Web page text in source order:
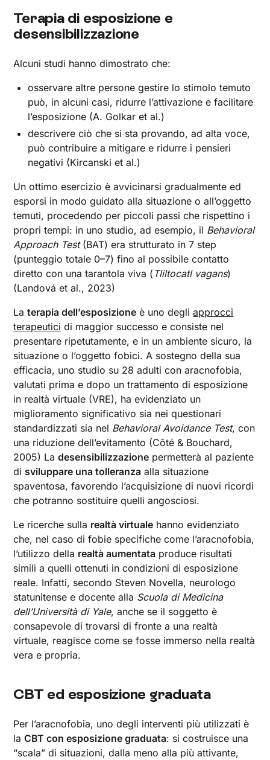
Terapia di esposizione e
desensibilizzazione
Alcuni studi hanno dimostrato che:
osservare altre persone gestire lo stimolo temuto
può, in alcuni casi, ridurre l’attivazione e facilitare
l’esposizione (A. Golkar et al.)
descrivere ciò che si sta provando, ad alta voce,
può contribuire a mitigare e ridurre i pensieri
negativi (Kircanski et al.)
Un ottimo esercizio è avvicinarsi gradualmente ed
esporsi in modo guidato alla situazione o all’oggetto
temuti, procedendo per piccoli passi che rispettino i
propri tempi: in uno studio, ad esempio, il Behavioral
Approach Test(BAT) era strutturato in 7 step
(punteggio totale 0–7) fino al possibile contatto
diretto con una tarantola viva ( Tliltocatl vagans)
(Landová et al., 2023)
Laterapia dell’esposizione è uno degliapprocci
terapeutici di maggior successo e consiste nel
presentare ripetutamente, e in un ambiente sicuro, la
situazione o l’oggetto fobici. A sostegno della sua
efficacia, uno studio su 28 adulti con aracnofobia,
valutati prima e dopo un trattamento di esposizione
in realtà virtuale (VRE), ha evidenziato un
miglioramento significativo sia nei questionari
standardizzati sia nel Behavioral Avoidance Test, con
una riduzione dell’evitamento (Côté & Bouchard,
2005) Ladesensibilizzazione permetterà al paziente
di sviluppare una tolleranza alla situazione
spaventosa, favorendo l’acquisizione di nuovi ricordi
che potranno sostituire quelli angosciosi.
Le ricerche sulla realtà virtuale hanno evidenziato
che, nel caso di fobie specifiche come l’aracnofobia,
l’utilizzo della realtà aumentata produce risultati
simili a quelli ottenuti in condizioni di esposizione
reale. Infatti, secondo Steven Novella, neurologo
statunitense e docente alla Scuola di Medicina
dell’Università di Yale, anche se il soggetto è
consapevole di trovarsi di fronte a una realtà
virtuale, reagisce come se fosse immerso nella realtà
vera e propria.
CBT ed esposizione graduata
Per l’aracnofobia, uno degli interventi più utilizzati è
laCBT con esposizione graduata: si costruisce una
“scala” di situazioni, dalla meno alla più attivante,